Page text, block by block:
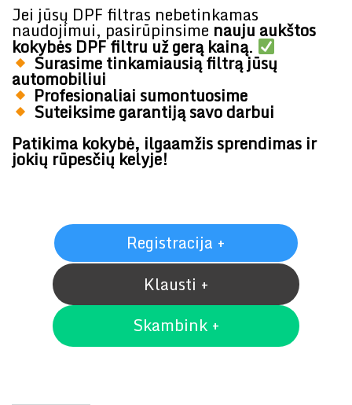
Jei jūsų DPF filtras nebetinkamas
naudojimui, pasirūpinsime nauju aukštos
kokybės DPF filtru už gerą kainą.
Surasime tinkamiausią filtrą jūsų
automobiliui
Profesionaliai sumontuosime
Suteiksime garantiją savo darbui
Patikima kokybė, ilgaamžis sprendimas ir
jokių rūpesčių kelyje!
Registracija +
Klausti +
Skambink +